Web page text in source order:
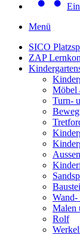
Menü
SICO
ZAP
Möbel
Turn-
Wand-
Malen
Rolf